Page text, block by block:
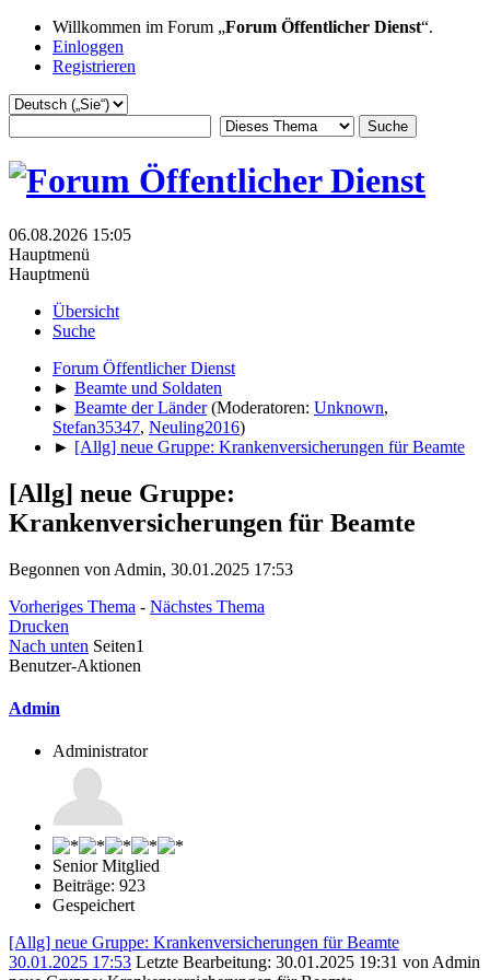
Willkommen im Forum „Forum Öffentlicher Dienst“.
Einloggen
Registrieren
06.08.2026 15:05
Hauptmenü
Hauptmenü
Übersicht
Suche
Forum Öffentlicher Dienst
► Beamte und Soldaten
► Beamte der Länder (Moderatoren: Unknown,
Stefan35347, Neuling2016)
► [Allg] neue Gruppe: Krankenversicherungen für Beamte
[Allg] neue Gruppe:
Krankenversicherungen für Beamte
Begonnen von Admin, 30.01.2025 17:53
Vorheriges Thema - Nächstes Thema
Drucken
Nach unten Seiten1
Benutzer-Aktionen
Admin
Administrator
Senior Mitglied
Beiträge: 923
Gespeichert
[Allg] neue Gruppe: Krankenversicherungen für Beamte
30.01.2025 17:53 Letzte Bearbeitung: 30.01.2025 19:31 von Admin